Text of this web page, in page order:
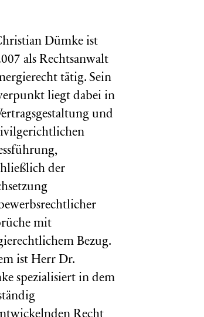
Dümke ist
als Rechtsanwalt
tätig. Sein
liegt dabei in
und
der
mit
Bezug.
ist Herr Dr.
spezialisiert in dem